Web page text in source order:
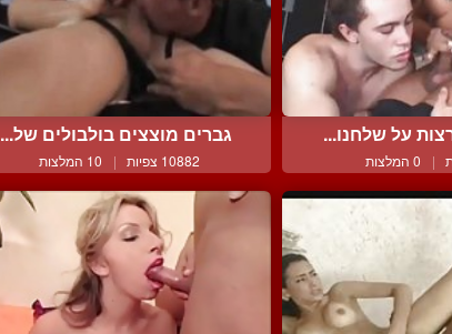
על שלחנו...
| 0 המלצות
גברים מוצצים בולבולים של...
10882 צפיות | 10 המלצות